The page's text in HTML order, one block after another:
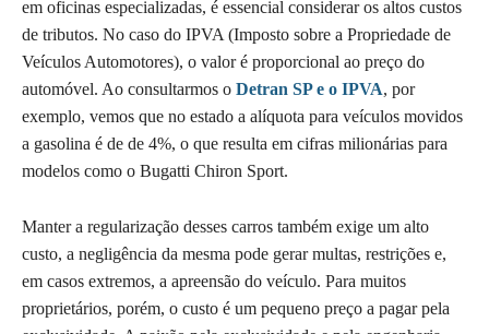
em oficinas especializadas, é essencial considerar os altos custos
de tributos. No caso do IPVA (Imposto sobre a Propriedade de
Veículos Automotores), o valor é proporcional ao preço do
automóvel. Ao consultarmos o Detran SP e o IPVA, por
exemplo, vemos que no estado a alíquota para veículos movidos
a gasolina é de de 4%, o que resulta em cifras milionárias para
modelos como o Bugatti Chiron Sport.
Manter a regularização desses carros também exige um alto
custo, a negligência da mesma pode gerar multas, restrições e,
em casos extremos, a apreensão do veículo. Para muitos
proprietários, porém, o custo é um pequeno preço a pagar pela